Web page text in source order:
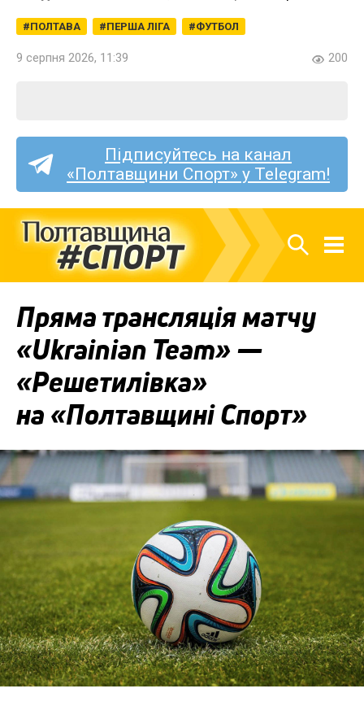
ПОЛТАВА ПЕРША ЛІГА ФУТБОЛ
9 серпня 2026, 11:39 200
Підписуйтесь на канал
«Полтавщини Спорт» у Telegram!
Пряма трансляція матчу
«Ukrainian Team» —
«Решетилівка»
на «Полтавщині Спорт»